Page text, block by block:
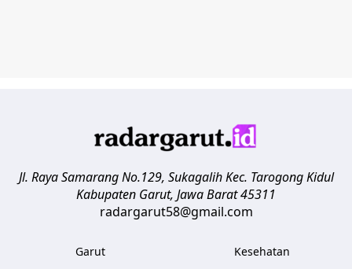
Jl. Raya Samarang No.129, Sukagalih Kec. Tarogong Kidul
Kabupaten Garut, Jawa Barat45311
radargarut58@gmail.com
Garut
Kesehatan